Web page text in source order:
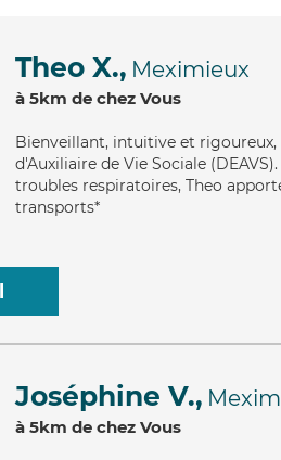
Theo X., Meximieux
à 5km de chez Vous
Bienveillant, intuitive et rigoureux,
d'Auxiliaire de Vie Sociale
troubles respiratoires, Theo
transports*
Joséphine V.,
à 5km de chez Vous